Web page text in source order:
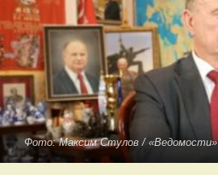
Фото: Максим Стулов / «Ведомости»